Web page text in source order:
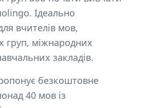
Ідеально
вчителів мов,
груп, міжнародних
закладів.
безкоштовне
40 мов із